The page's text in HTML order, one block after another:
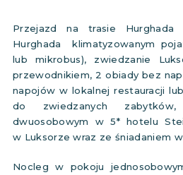
Przejazd na trasie
Hurghada klimatyzowanym
lub mikrobus), zwiedzanie
przewodnikiem, 2 obiady bez
napojów w lokalnej restauracji
do zwiedzanych
dwuosobowym w 5* hotelu
w Luksorze wraz ze śniadaniem
Nocleg w pokoju